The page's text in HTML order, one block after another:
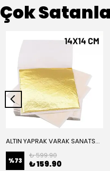
Çok
ALTIN YAPRAK VARAK SANATSAL BÜYÜK BOY FOLYO EPOKSİ REÇİNE NAİL ART 16 ADET 14X14 CM ALTIN RENK
%73
₺ 599.90
₺ 159.90